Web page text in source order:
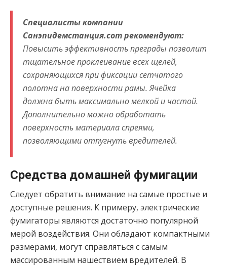
Специалисты компании
Санэпидемстанция.com рекомендуют:
Повысить эффективность преграды позволит
тщательное проклеивание всех щелей,
сохраняющихся при фиксации сетчатого
полотна на поверхности рамы. Ячейка
должна быть максимально мелкой и частой.
Дополнительно можно обработать
поверхность материала спреями,
позволяющими отпугнуть вредителей.
Средства домашней фумигации
Следует обратить внимание на самые простые и
доступные решения. К примеру, электрические
фумигаторы являются достаточно популярной
мерой воздействия. Они обладают компактными
размерами, могут справляться с самым
массированным нашествием вредителей. В